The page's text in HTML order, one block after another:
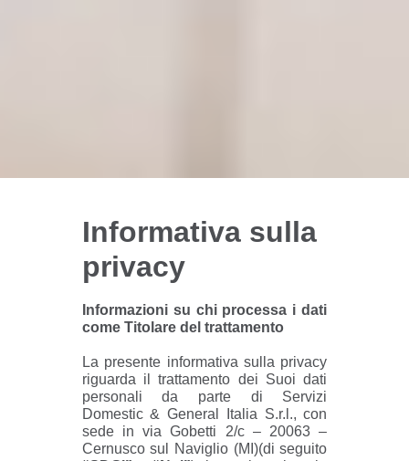
Informativa sulla
privacy
Informazioni su chi processa i dati
come Titolare del trattamento
La presente informativa sulla privacy
riguarda il trattamento dei Suoi dati
personali da parte di Servizi
Domestic & General Italia S.r.l., con
sede in via Gobetti 2/c – 20063 –
Cernusco sul Naviglio (MI)(di seguito